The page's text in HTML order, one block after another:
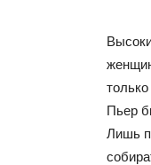
Пьер
Лишь